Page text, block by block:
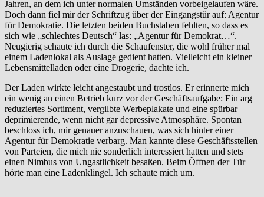
Jahren, an dem ich unter normalen Umständen vorbeigelaufen wäre.
Doch dann fiel mir der Schriftzug über der Eingangstür auf: Agentur
für Demokratie. Die letzten beiden Buchstaben fehlten, so dass es
sich wie „schlechtes Deutsch“ las: „Agentur für Demokrat…“.
Neugierig schaute ich durch die Schaufenster, die wohl früher mal
einem Ladenlokal als Auslage gedient hatten. Vielleicht ein kleiner
Lebensmittelladen oder eine Drogerie, dachte ich.
Der Laden wirkte leicht angestaubt und trostlos. Er erinnerte mich
ein wenig an einen Betrieb kurz vor der Geschäftsaufgabe: Ein arg
reduziertes Sortiment, vergilbte Werbeplakate und eine spürbar
deprimierende, wenn nicht gar depressive Atmosphäre. Spontan
beschloss ich, mir genauer anzuschauen, was sich hinter einer
Agentur für Demokratie verbarg. Man kannte diese Geschäftsstellen
von Parteien, die mich nie sonderlich interessiert hatten und stets
einen Nimbus von Ungastlichkeit besaßen. Beim Öffnen der Tür
hörte man eine Ladenklingel. Ich schaute mich um.